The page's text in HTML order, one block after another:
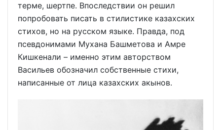
терме, шертпе. Впоследствии он решил
попробовать писать в стилистике казахских
стихов, но на русском языке. Правда, под
псевдонимами Мухана Башметова и Амре
Кишкенали – именно этим авторством
Васильев обозначил собственные стихи,
написанные от лица казахских акынов.